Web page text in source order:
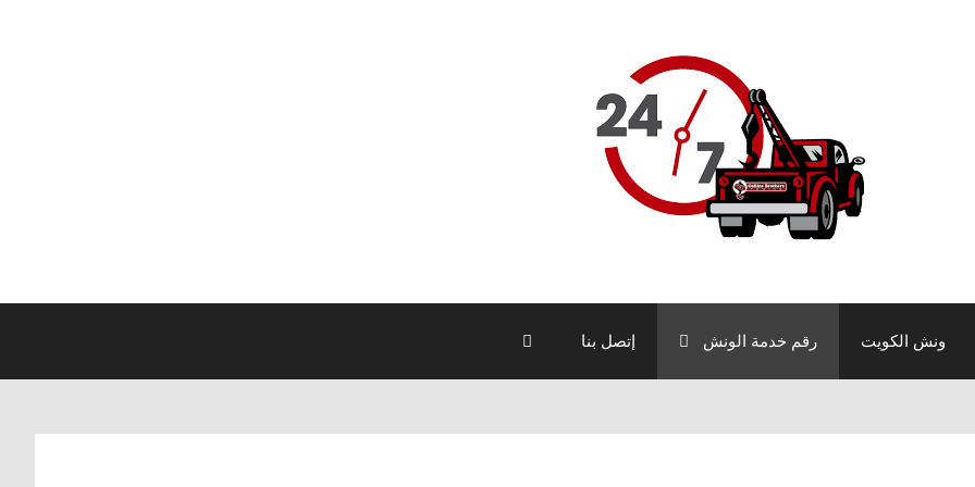
ونش الكويت رقم خدمة الونش إتصل بنا